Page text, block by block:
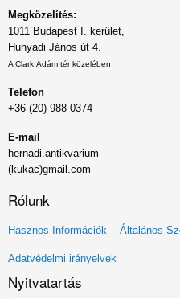
Megközelítés:
1011 Budapest I. kerület,
Hunyadi János út 4.
A Clark Ádám tér közelében
Telefon
+36 (20) 988 0374
E-mail
hernadi.antikvarium
(kukac)gmail.com
Rólunk
Lábléc
menü
Hasznos Információk Általános
Adatvédelmi irányelvek
Nyitvatartás